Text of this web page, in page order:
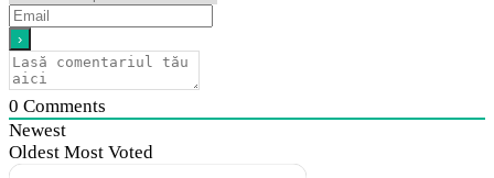
0 Comments
Newest
Oldest Most Voted